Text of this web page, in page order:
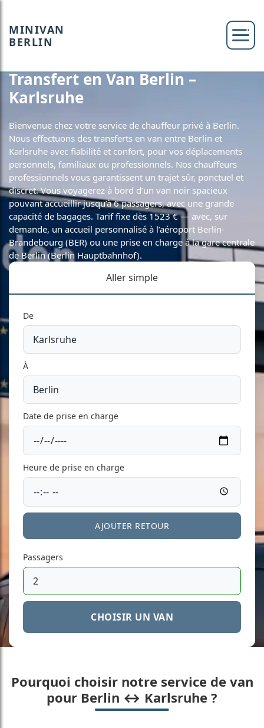
MINIVAN
BERLIN
Transfert en Van Berlin –
Karlsruhe
Bienvenue chez votre service de chauffeur privé à Berlin.
Nous effectuons des transferts en van entre Berlin et
Karlsruhe avec fiabilité et confort, pour vos déplacements
personnels, familiaux ou professionnels. Nos chauffeurs
professionnels vous garantissent un trajet sûr, ponctuel et
discret. Vous voyagerez à bord d’un van noir spacieux
pouvant accueillir jusqu’à 6 passagers, avec une grande
capacité de bagages. Tarif fixe dès 1523 € — avec, sur
demande, un accueil personnalisé à l’aéroport Berlin-
Brandebourg (BER) ou une prise en charge à la gare centrale
de Berlin (Berlin Hauptbahnhof).
Aller simple
De
À
Date de prise en charge
Heure de prise en charge
AJOUTER RETOUR
Passagers
CHOISIR UN VAN
Pourquoi choisir notre service de van
pour Berlin ↔ Karlsruhe ?